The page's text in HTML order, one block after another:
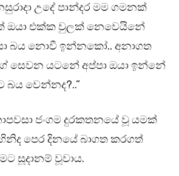
උදේ පාන්දර මම ගමනක්
ඔයා එක්ක වුලක් නෙවෙයිනේ
බය නොවී ඉන්නකෝ.. අනාගත
යටනේ අප්පා ඔයා ඉන්නේ
බය වෙන්නද?..”
ජංගම දුරකතනයේ වූ යමක්
පෙර දිනයේ බාගත කරගත්
සූදානම් වූවාය.